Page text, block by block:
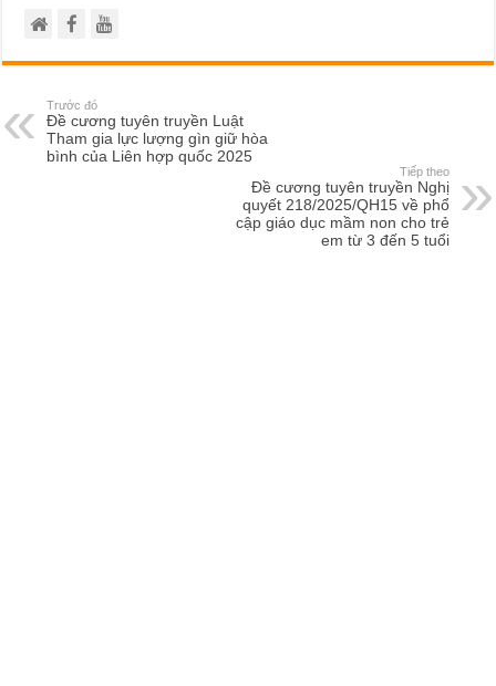
Trước đó
Đề cương tuyên truyền Luật
Tham gia lực lượng gìn giữ hòa
bình của Liên hợp quốc 2025
Tiếp theo
Đề cương tuyên truyền Nghị
quyết 218/2025/QH15 về phổ
cập giáo dục mầm non cho trẻ
em từ 3 đến 5 tuổi